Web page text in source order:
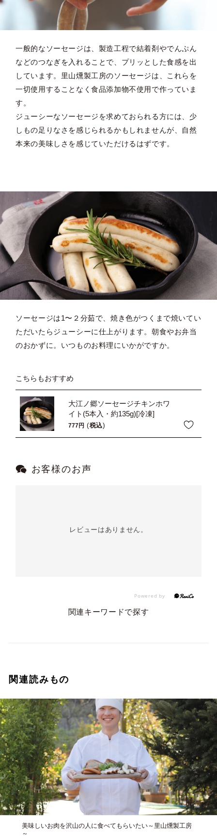
一般的なソーセージは、製造工程で結着剤やでんぷん
などのつなぎを入れることで、プリッとした食感を出
しています。里山燻製工房のソーセージは、これらを
一切使用することなく食品添加物不使用で作っていま
す。
ジューシーなソーセージを求めておられる方には、少
しもの足りなさを感じられるかもしれませんが、自然
本来の美味しさを感じていただけるはずです。
ソーセージは1〜２分茹で、焼き色がつくまで焼いてい
ただいたらジューシーに仕上がります。朝食やお弁当
のおかずに。いつものお料理にいかがですか。
こちらもおすすめ
大江ノ郷ソーセージチキンホワ
イト(5本入・約135g)[冷凍]
777 税込
お客様のお声
レビューはありません。
関連キーワードで探す
関連読みもの
美味しいお肉を沢山の人に食べてもらいたい～里山燻製工房
～